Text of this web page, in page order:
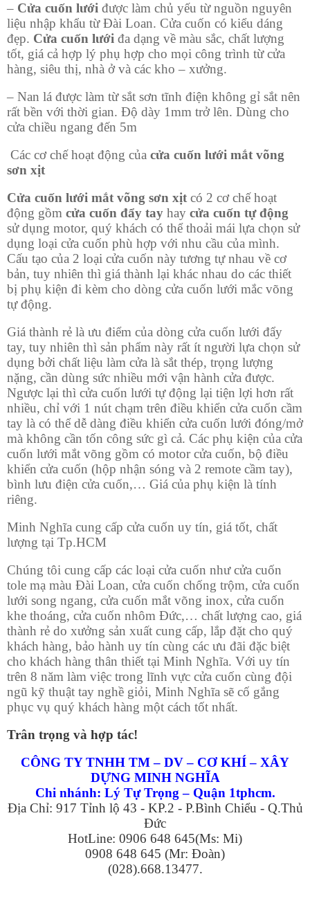
– Cửa cuốn lưới được làm chủ yếu từ nguồn nguyên
liệu nhập khẩu từ Đài Loan. Cửa cuốn có kiểu dáng
đẹp. Cửa cuốn lưới đa dạng về màu sắc, chất lượng
tốt, giá cả hợp lý phụ hợp cho mọi công trình từ cửa
hàng, siêu thị, nhà ở và các kho – xưởng.
– Nan lá được làm từ sắt sơn tĩnh điện không gỉ sắt nên
rất bền với thời gian. Độ dày 1mm trở lên. Dùng cho
cửa chiều ngang đến 5m
Các cơ chế hoạt động của cửa cuốn lưới mắt võng
sơn xịt
Cửa cuốn lưới mắt võng sơn xịt có 2 cơ chế hoạt
động gồm cửa cuốn đẩy tay hay cửa cuốn tự động
sử dụng motor, quý khách có thể thoải mái lựa chọn sử
dụng loại cửa cuốn phù hợp với nhu cầu của mình.
Cấu tạo của 2 loại cửa cuốn này tương tự nhau về cơ
bản, tuy nhiên thì giá thành lại khác nhau do các thiết
bị phụ kiện đi kèm cho dòng cửa cuốn lưới mắc võng
tự động.
Giá thành rẻ là ưu điểm của dòng cửa cuốn lưới đẩy
tay, tuy nhiên thì sản phẩm này rất ít người lựa chọn sử
dụng bởi chất liệu làm cửa là sắt thép, trọng lượng
nặng, cần dùng sức nhiều mới vận hành cửa được.
Ngược lại thì cửa cuốn lưới tự động lại tiện lợi hơn rất
nhiều, chỉ với 1 nút chạm trên điều khiển cửa cuốn cầm
tay là có thể dễ dàng điều khiển cửa cuốn lưới đóng/mở
mà không cần tốn công sức gì cả. Các phụ kiện của cửa
cuốn lưới mắt võng gồm có motor cửa cuốn, bộ điều
khiển cửa cuốn (hộp nhận sóng và 2 remote cầm tay),
bình lưu điện cửa cuốn,… Giá của phụ kiện là tính
riêng.
Minh Nghĩa cung cấp cửa cuốn uy tín, giá tốt, chất
lượng tại Tp.HCM
Chúng tôi cung cấp các loại cửa cuốn như cửa cuốn
tole mạ màu Đài Loan, cửa cuốn chống trộm, cửa cuốn
lưới song ngang, cửa cuốn mắt võng inox, cửa cuốn
khe thoáng, cửa cuốn nhôm Đức,… chất lượng cao, giá
thành rẻ do xưởng sản xuất cung cấp, lắp đặt cho quý
khách hàng, bảo hành uy tín cùng các ưu đãi đặc biệt
cho khách hàng thân thiết tại Minh Nghĩa. Với uy tín
trên 8 năm làm việc trong lĩnh vực cửa cuốn cùng đội
ngũ kỹ thuật tay nghề giỏi, Minh Nghĩa sẽ cố gắng
phục vụ quý khách hàng một cách tốt nhất.
Trân trọng và hợp tác!
CÔNG TY TNHH TM – DV – CƠ KHÍ – XÂY
DỰNG MINH NGHĨA
Chi nhánh: Lý Tự Trọng – Quận 1tphcm.
Địa Chỉ: 917 Tỉnh lộ 43 - KP.2 - P.Bình Chiểu - Q.Thủ
Đức
HotLine: 0906 648 645(Ms: Mi)
0908 648 645 (Mr: Đoàn)
(028).668.13477.